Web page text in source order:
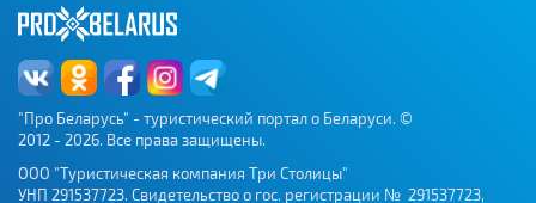
"Про Беларусь" - туристический портал о Беларуси. ©
2012 - 2026. Все права защищены.
ООО "Туристическая компания Три Столицы"
УНП 291537723. Свидетельство о гос. регистрации № 291537723,